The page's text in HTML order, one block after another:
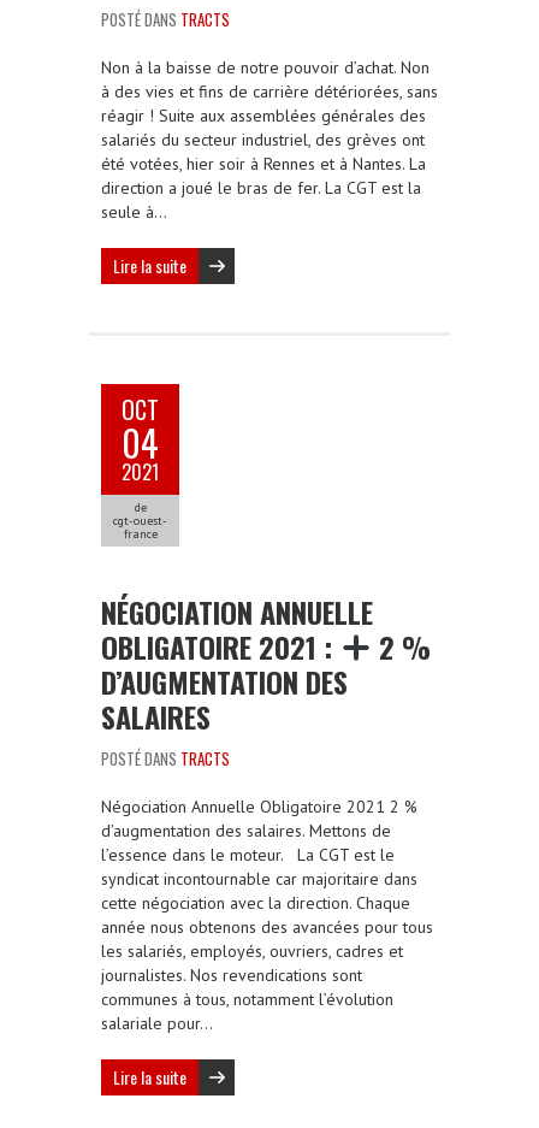
POSTÉ DANS TRACTS
Non à la baisse de notre pouvoir d’achat. Non
à des vies et fins de carrière détériorées, sans
réagir ! Suite aux assemblées générales des
salariés du secteur industriel, des grèves ont
été votées, hier soir à Rennes et à Nantes. La
direction a joué le bras de fer. La CGT est la
seule à…
Lire la suite
OCT
04
2021
de
cgt-ouest-
france
NÉGOCIATION ANNUELLE
OBLIGATOIRE 2021 :
2 %
D’AUGMENTATION DES
SALAIRES
POSTÉ DANS TRACTS
Négociation Annuelle Obligatoire 2021 2 %
d’augmentation des salaires. Mettons de
l’essence dans le moteur. La CGT est le
syndicat incontournable car majoritaire dans
cette négociation avec la direction. Chaque
année nous obtenons des avancées pour tous
les salariés, employés, ouvriers, cadres et
journalistes. Nos revendications sont
communes à tous, notamment l’évolution
salariale pour…
Lire la suite